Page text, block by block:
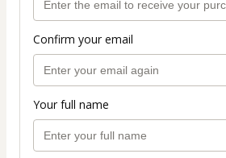
Confirm your email
Your full name